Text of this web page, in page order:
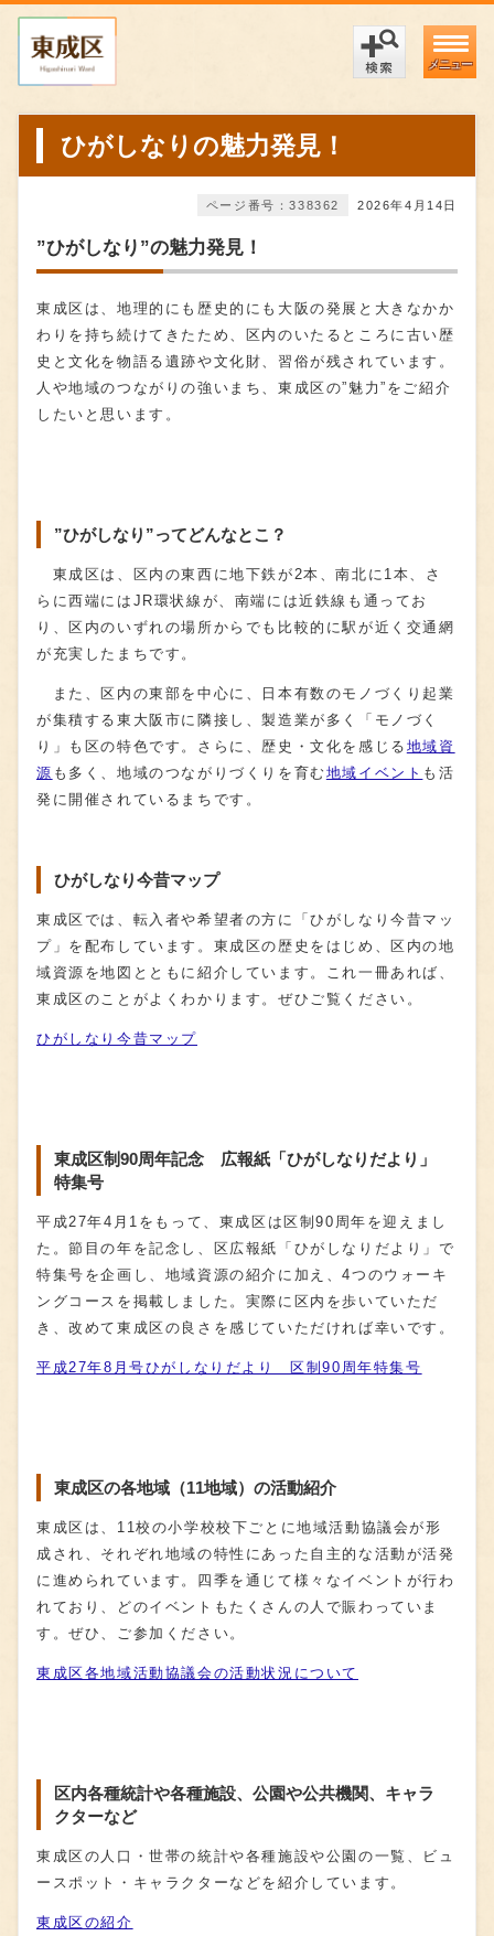
メニュー
ひがしなりの魅力発見！
2026年4月14日
ページ番号：338362
”ひがしなり”の魅力発見！
東成区は、地理的にも歴史的にも大阪の発展と大きなかか
わりを持ち続けてきたため、区内のいたるところに古い歴
史と文化を物語る遺跡や文化財、習俗が残されています。
人や地域のつながりの強いまち、東成区の”魅力”をご紹介
したいと思います。
”ひがしなり”ってどんなとこ？
東成区は、区内の東西に地下鉄が2本、南北に1本、さ
らに西端にはJR環状線が、南端には近鉄線も通ってお
り、区内のいずれの場所からでも比較的に駅が近く交通網
が充実したまちです。
また、区内の東部を中心に、日本有数のモノづくり起業
が集積する東大阪市に隣接し、製造業が多く「モノづく
り」も区の特色です。さらに、歴史・文化を感じる 地域資
源 も多く、地域のつながりづくりを育む 地域イベント も活
発に開催されているまちです。
ひがしなり今昔マップ
東成区では、転入者や希望者の方に「ひがしなり今昔マッ
プ」を配布しています。東成区の歴史をはじめ、区内の地
域資源を地図とともに紹介しています。これ一冊あれば、
東成区のことがよくわかります。ぜひご覧ください。
ひがしなり今昔マップ
東成区制90周年記念 広報紙「ひがしなりだより」
特集号
平成27年4月1をもって、東成区は区制90周年を迎えまし
た。節目の年を記念し、区広報紙「ひがしなりだより」で
特集号を企画し、地域資源の紹介に加え、4つのウォーキ
ングコースを掲載しました。実際に区内を歩いていただ
き、改めて東成区の良さを感じていただければ幸いです。
平成27年8月号ひがしなりだより 区制90周年特集号
東成区の各地域（11地域）の活動紹介
東成区は、11校の小学校校下ごとに地域活動協議会が形
成され、それぞれ地域の特性にあった自主的な活動が活発
に進められています。四季を通じて様々なイベントが行わ
れており、どのイベントもたくさんの人で賑わっていま
す。ぜひ、ご参加ください。
東成区各地域活動協議会の活動状況について
区内各種統計や各種施設、公園や公共機関、キャラ
クターなど
東成区の人口・世帯の統計や各種施設や公園の一覧、ビュ
ースポット・キャラクターなどを紹介しています。
東成区の紹介